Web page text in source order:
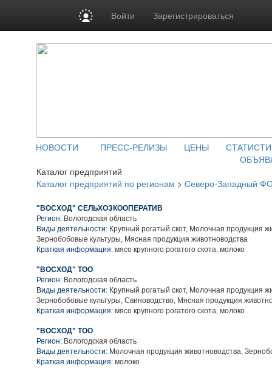
Войти Зарегистрироваться
НОВОСТИ ПРЕСС-РЕЛИЗЫ ЦЕНЫ
Каталог предприятий
Каталог предприятий по регионам > Северо-Западный
"ВОСХОД" СЕЛЬХОЗКООПЕРАТИВ
Регион: Вологодская область
Виды деятельности: Крупный рогатый скот, Молочная продукция
Зернобобовые культуры, Мясная продукция животноводства
Краткая информация: мясо крупного рогатого скота, молоко
"ВОСХОД" ТОО
Регион: Вологодская область
Виды деятельности: Крупный рогатый скот, Молочная продукция
Зернобобовые культуры, Свиноводство, Мясная продукция
Краткая информация: мясо крупного рогатого скота, молоко
"ВОСХОД" ТОО
Регион: Вологодская область
Виды деятельности: Молочная продукция животноводства,
Краткая информация: молоко